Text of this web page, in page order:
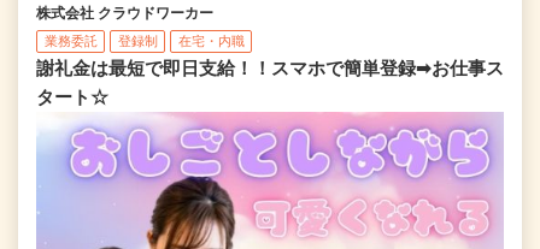
株式会社 クラウドワーカー
業務委託 登録制 在宅・内職
謝礼金は最短で即日支給！！スマホで簡単登録➡お仕事ス
タート☆